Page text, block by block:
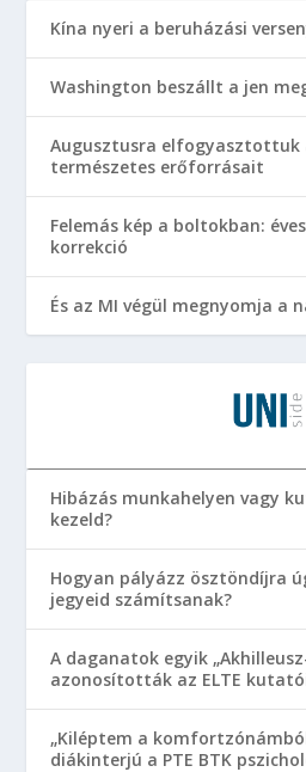
Kína nyeri a beruházási
Washington beszállt a jen
Augusztusra elfogyasztottuk
természetes erőforrásait
Felemás kép a boltokban:
korrekció
És az MI végül megnyomja a
Hibázás munkahelyen vagy
kezeld?
Hogyan pályázz ösztöndíjra
jegyeid számítsanak?
A daganatok egyik
azonosították az ELTE
„Kiléptem a
diákinterjú a PTE BTK